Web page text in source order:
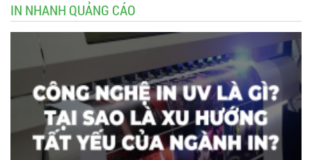
IN NHANH QUẢNG CÁO